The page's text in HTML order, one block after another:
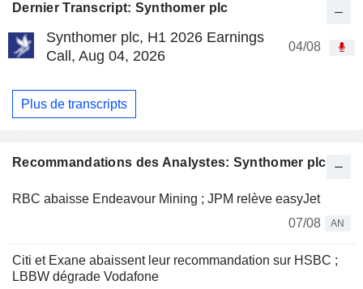
Dernier Transcript: Synthomer plc
Synthomer plc, H1 2026 Earnings
Call, Aug 04, 2026
04/08
Plus de transcripts
Recommandations des Analystes: Synthomer plc
RBC abaisse Endeavour Mining ; JPM relève easyJet
07/08
AN
Citi et Exane abaissent leur recommandation sur HSBC ;
LBBW dégrade Vodafone